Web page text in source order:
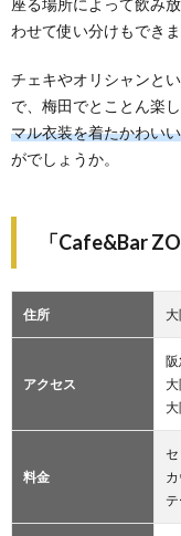
座る場所によって飲み
わせて使い分けもできま
チェキやオリシャンと
で、梅田でとことん楽
マル衣装を着たかわい
がでしょうか。
「Cafe&Bar
住所
アクセス
料金